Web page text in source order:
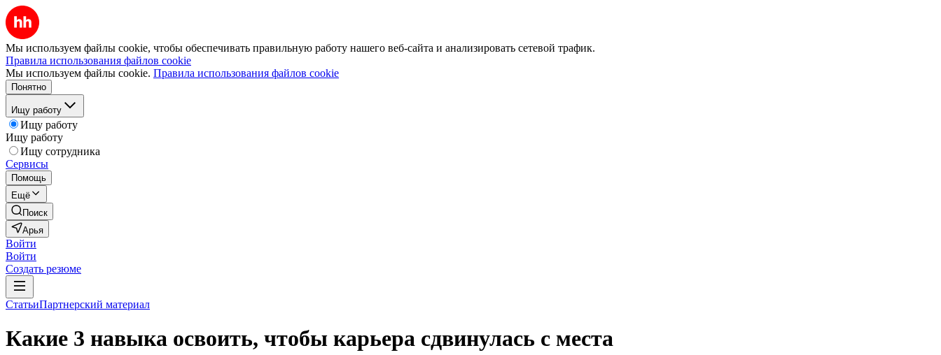
Мы используем файлы cookie, чтобы обеспечивать правильную работу нашего веб-сайта и анализировать сетевой трафик.
Правила использования файлов cookie
Мы используем файлы cookie. Правила использования файлов cookie
Понятно
Ищу работу
Ищу работу
Ищу работу
Ищу сотрудника
Сервисы
Помощь
Ещё
Поиск
Арья
Войти
Войти
Создать резюме
СтатьиПартнерский материал
Какие 3 навыка освоить, чтобы карьера сдвинулась с места